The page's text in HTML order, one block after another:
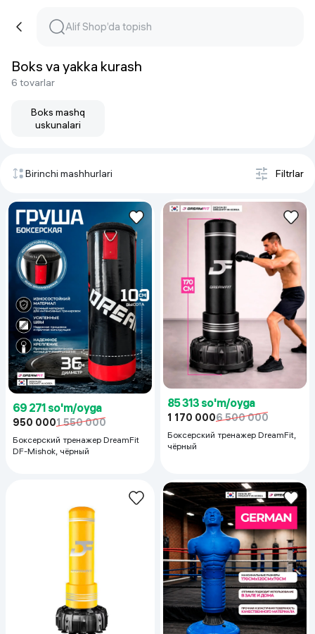
Boks va yakka kurash
6 tovarlar
Boks mashq
uskunalari
Birinchi mashhurlari Filtrlar
69 271 so'm/oyga
950 0001 550 000
Боксерский тренажер DreamFit
DF-Mishok, чёрный
85 313 so'm/oyga
1 170 0006 500 000
Боксерский тренажер DreamFit,
чёрный